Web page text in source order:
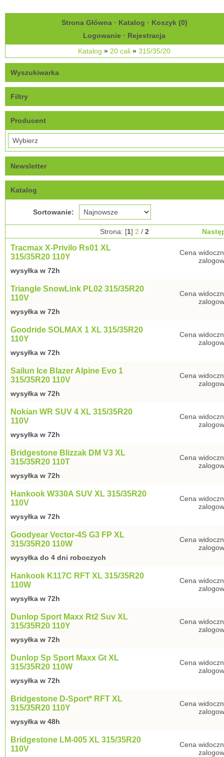
Strona Główna· Katalog · Koszyk (0)
Logowanie · Rejestracja
Katalog » 20 cali » 315/35/20
Wyszukiwarka
Filtry
Producent
Newsletter
Katalog
Sortowanie:
Strona: [1] 2 / 2
Tracmax X-Privilo Rs01 XL
315/35R20 110Y
wysyłka w 72h
Cena
Triangle SnowLink PL02 315/35R20
110V
wysyłka w 72h
Cena
Goodride SOLMAX 1 XL 315/35R20
110Y
wysyłka w 72h
Cena
Sailun Ice Blazer Alpine Evo 1
315/35R20 110V
wysyłka w 72h
Cena
Nokian WR SUV 4 XL 315/35R20
110V
wysyłka w 72h
Cena
Bridgestone Blizzak DM V3 XL
315/35R20 110T
wysyłka w 72h
Cena
Hankook W330A SUV XL 315/35R20
110V
wysyłka w 72h
Cena
Goodyear Vector-4S G3 FP XL
315/35R20 110W
wysyłka do 4 dni roboczych
Cena
Hankook K117C RFT XL 315/35R20
110W
wysyłka w 72h
Cena
Dunlop Sport Maxx Rt2 Suv XL
315/35R20 110Y
wysyłka w 72h
Cena
Dunlop Sp Sport Maxx Gt XL
315/35R20 110W
wysyłka w 72h
Cena
Bridgestone D-Sport* RFT XL
315/35R20 110Y
wysyłka w 48h
Cena
Bridgestone LM-005 XL 315/35R20
110V
Cena